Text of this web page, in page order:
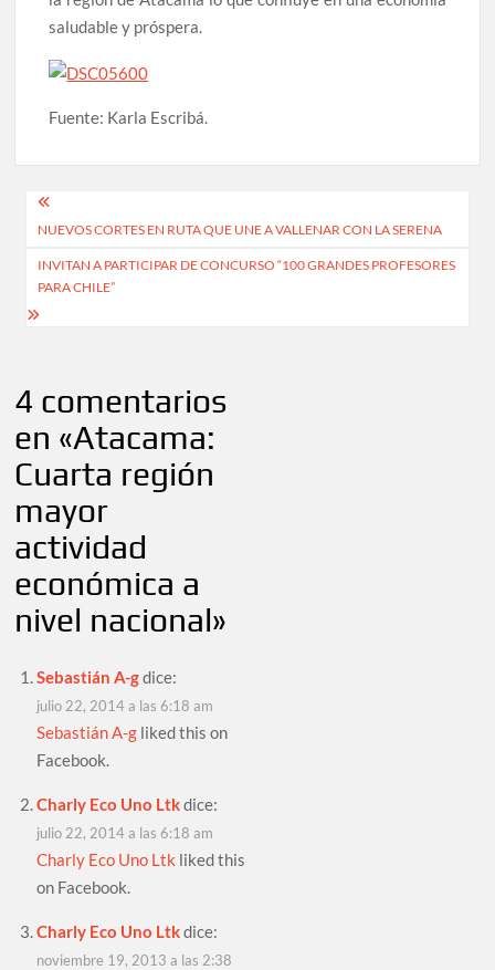
saludable y próspera.
Fuente: Karla Escribá.
Navegación
de
entradas
NUEVOS CORTES EN RUTA QUE UNE A VALLENAR CON LA SERENA
INVITAN A PARTICIPAR DE CONCURSO “100 GRANDES PROFESORES
PARA CHILE”
4 comentarios
en «Atacama:
Cuarta región
mayor
actividad
económica a
nivel nacional»
Sebastián A-gdice:
julio 22, 2014 a las 6:18 am
Sebastián A-g liked this on
Facebook.
Charly Eco Uno Ltkdice:
julio 22, 2014 a las 6:18 am
Charly Eco Uno Ltk liked this
on Facebook.
Charly Eco Uno Ltkdice:
noviembre 19, 2013 a las 2:38